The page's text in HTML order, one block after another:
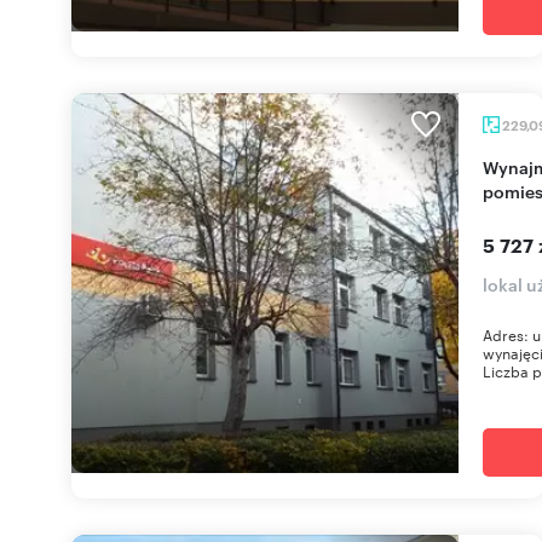
Wynajmę biuro 229 m² w centrum Kolna z 11
5 727
lokal
Adres:
Liczba